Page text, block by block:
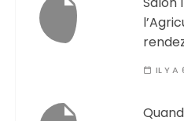
IL Y A